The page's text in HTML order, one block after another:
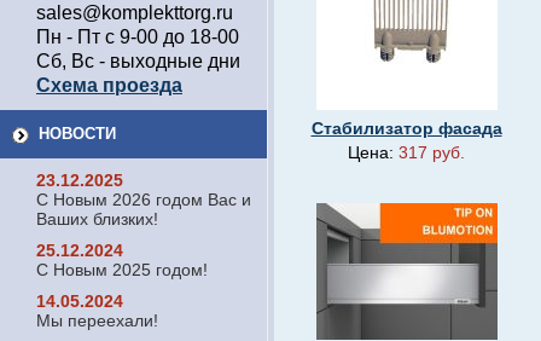
sales@komplekttorg.ru
Пн - Пт с 9-00 до 18-00
Сб, Вс - выходные дни
Схема проезда
НОВОСТИ
23.12.2025
С Новым 2026 годом Вас и
Ваших близких!
25.12.2024
С Новым 2025 годом!
14.05.2024
Мы переехали!
Стабилизатор фасада
Цена: 317 руб.